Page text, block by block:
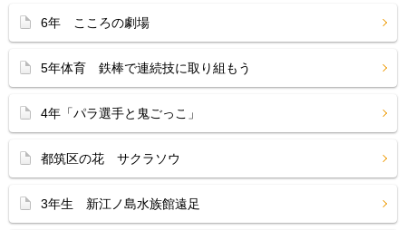
6年 こころの劇場
5年体育 鉄棒で連続技に取り組もう
4年「パラ選手と鬼ごっこ」
都筑区の花 サクラソウ
3年生 新江ノ島水族館遠足